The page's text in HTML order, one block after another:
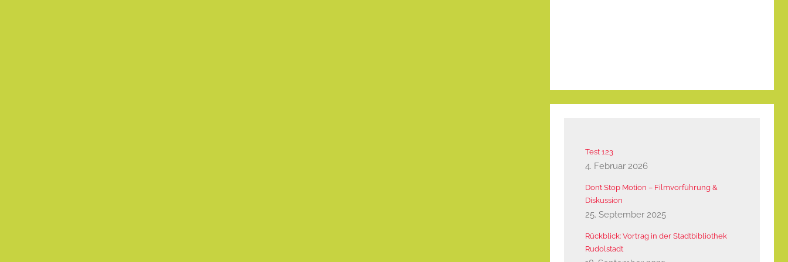
Test 123
4. Februar 2026
Don’t Stop Motion – Filmvorführung &
Diskussion
25. September 2025
Rückblick: Vortrag in der Stadtbibliothek
Rudolstadt